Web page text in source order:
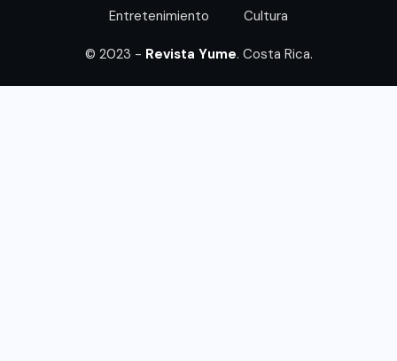
Entretenimiento
Cultura
© 2023 - Revista Yume. Costa Rica.